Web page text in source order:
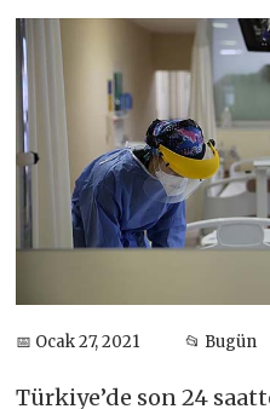
📅 Ocak 27, 2021 📂 Bugün
Türkiye’de son 24